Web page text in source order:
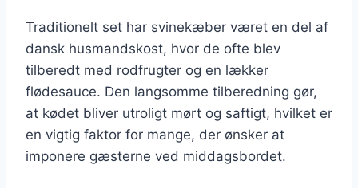
Traditionelt set har svinekæber været en del af
dansk husmandskost, hvor de ofte blev
tilberedt med rodfrugter og en lækker
flødesauce. Den langsomme tilberedning gør,
at kødet bliver utroligt mørt og saftigt, hvilket er
en vigtig faktor for mange, der ønsker at
imponere gæsterne ved middagsbordet.